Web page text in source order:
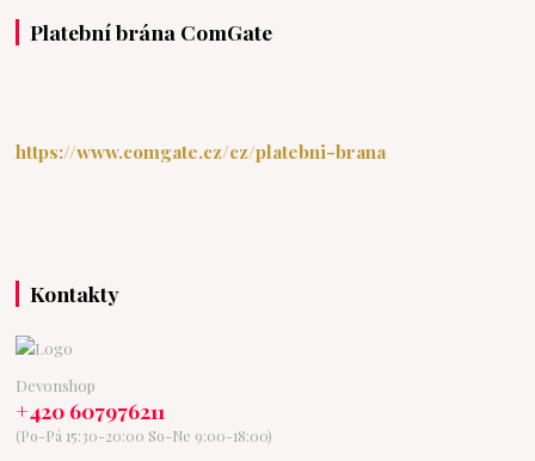
Platební brána ComGate
https://www.comgate.cz/cz/platebni-brana
Kontakty
Devonshop
+420 607976211
(Po-Pá 15:30-20:00 So-Ne 9:00-18:00)